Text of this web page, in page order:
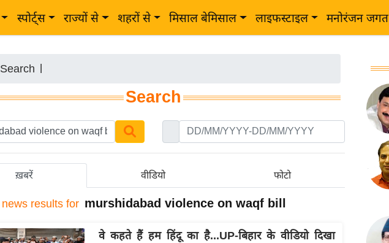
स्पोर्ट्स राज्यों से शहरों से मिसाल बेमिसाल लाइफस्टाइल मनोरंजन जगत
Search
Search
ख़बरें वीडियो फोटो
news results for murshidabad violence on waqf bill
वे कहते हैं हम हिंदू का है...UP-बिहार के वीडियो दिखा